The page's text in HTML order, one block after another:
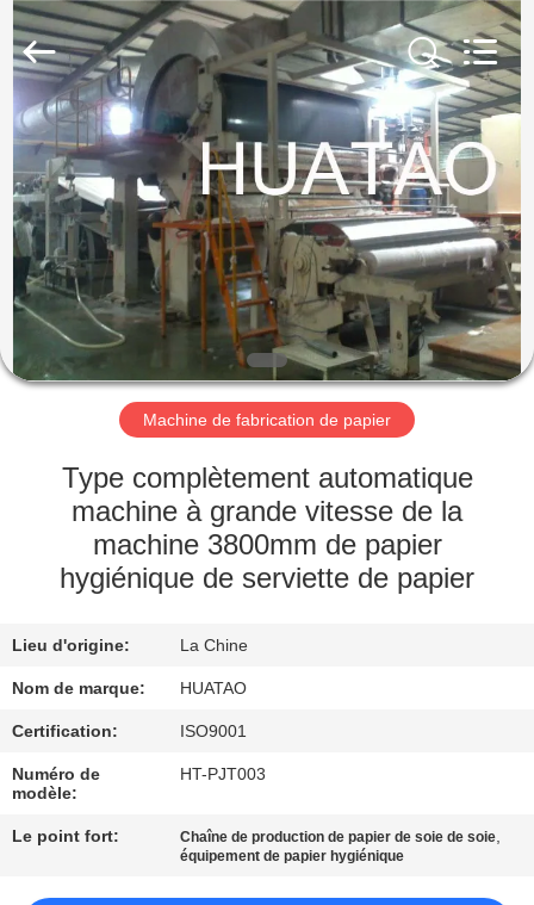
MAISON
PRODUITS
AU
SUJET
DE
NOUS
VISITE
D'USINE
CONTRÔLE
QUALITÉ
CONTACTEZ-
NOUS
NOUVELLES
HUATAO
LOVER
LTD.
Rights
Machine de fabrication de papier
Type complètement automatique
machine à grande vitesse de la
machine 3800mm de papier
hygiénique de serviette de papier
Lieu d'origine: La Chine
Nom de marque: HUATAO
Certification: ISO9001
Numéro de
modèle:
HT-PJT003
Le point fort: Chaîne de production de papier de soie de soie,
équipement de papier hygiénique